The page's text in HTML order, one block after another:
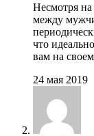
Несмотря на
между
что
вам на
24 мая 2019